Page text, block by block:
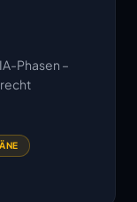
Phasen –